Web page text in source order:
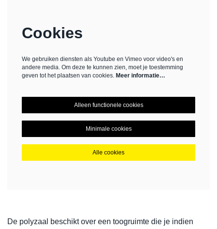
Cookies
We gebruiken diensten als Youtube en Vimeo voor video's en
andere media. Om deze te kunnen zien, moet je toestemming
geven tot het plaatsen van cookies. Meer informatie…
Alleen functionele cookies
Minimale cookies
Alle cookies
De polyzaal beschikt over een toogruimte die je indien